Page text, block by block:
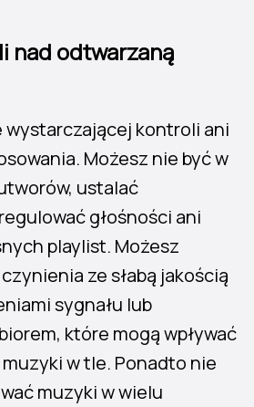
nad odtwarzaną
wystarczającej kontroli ani
Możesz nie być w
ustalać
głośności ani
playlist. Możesz
ze słabą jakością
sygnału lub
które mogą wpływać
w tle. Ponadto nie
muzyki w wielu